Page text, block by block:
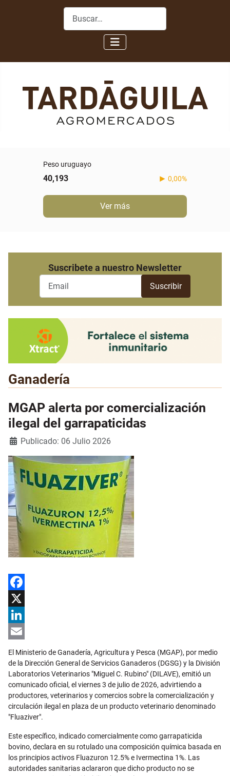
Buscar
Peso uruguayo
40,193 0,00%
Ver más
Suscribete a nuestro Newsletter
Ganadería
MGAP alerta por comercialización
ilegal del garrapaticidas
Detalles
Publicado: 06 Julio 2026
Facebook
X
LinkedIn
Email
El Ministerio de Ganadería, Agricultura y Pesca (MGAP), por medio
de la Dirección General de Servicios Ganaderos (DGSG) y la División
Laboratorios Veterinarios "Miguel C. Rubino" (DILAVE), emitió un
comunicado oficial, el viernes 3 de julio de 2026, advirtiendo a
productores, veterinarios y comercios sobre la comercialización y
circulación ilegal en plaza de un producto veterinario denominado
"Fluaziver".
Este específico, indicado comercialmente como garrapaticida
bovino, declara en su rotulado una composición química basada en
los principios activos Fluazuron 12.5% e Ivermectina 1%. Las
autoridades sanitarias aclararon que dicho producto no se